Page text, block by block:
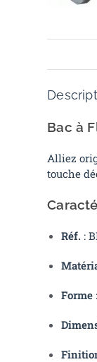
Bac à
Alliez
touche
Réf. :
Forme